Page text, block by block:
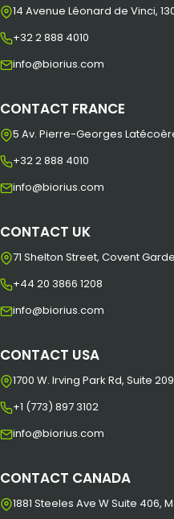
14 Avenue Léonard de Vinci,
+32 2 888 4010
info@biorius.com
CONTACT FRANCE
5 Av. Pierre-Georges
+32 2 888 4010
info@biorius.com
CONTACT UK
71 Shelton Street, Covent
+44 20 3866 1208
info@biorius.com
CONTACT USA
1700 W. Irving Park Rd, Suite
+1 (773) 897 3102
info@biorius.com
CONTACT CANADA
1881 Steeles Ave W Suite 406,